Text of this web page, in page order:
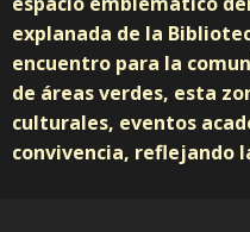
explanada de la
encuentro para la
de áreas verdes, esta
culturales, eventos
convivencia, reflejando